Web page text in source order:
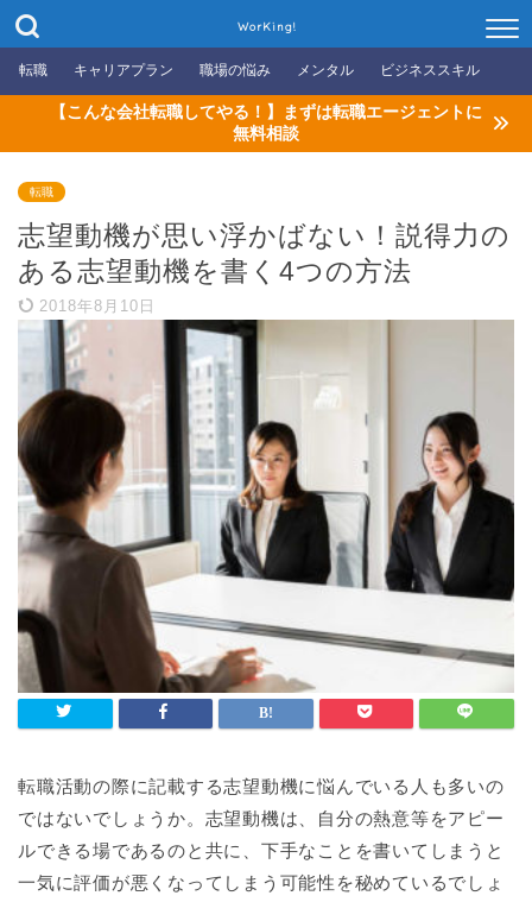
WorKing!
転職 キャリアプラン 職場の悩み メンタル ビジネススキル
【こんな会社転職してやる！】まずは転職エージェントに
無料相談
転職
志望動機が思い浮かばない！説得力の
ある志望動機を書く4つの方法
2018年8月10日
転職活動の際に記載する志望動機に悩んでいる人も多いの
ではないでしょうか。志望動機は、自分の熱意等をアピー
ルできる場であるのと共に、下手なことを書いてしまうと
一気に評価が悪くなってしまう可能性を秘めているでしょ